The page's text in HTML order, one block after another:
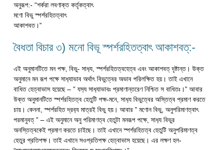
অনুরূপ:- “শর্করা লবণাক্ত কর্তৃকত্বাৎ
মণো বিভু স্পর্শরহিতত্বাৎ
আকাশবত।”
বৈধতা বিচার ৩) মনো বিভূ স্পর্শরহিতত্বাৎ আকাশবত্:-
এই অনুমানটিতে মন পক্ষ, বিভু- সাধ‍্য, স্পর্শরহিতত্বহেত্ব এবং আকাশবত্ দৃষ্টান্ত। উক্ত
অনুমানে মন রূপ পক্ষে সাধ‍্যাভাব অর্থাৎ বিভুত্বের অভাব পরিলক্ষিত হয়। তাই এখানে
বাধিত হেত্বাভাস হয়েছে – ” যস‍্য সাধ‍্যাভাবঃ প্রমাণান্তরেণ নিশ্চিত স বাধিতঃ।” আবার
উক্ত অনুমানটিতে স্পর্শরহিতত্ব হেতুটি পক্ষ-মনে, সাধ‍্য বিভুত্বের অস্তিত্ব প্রমাণ করতে
চায়। কেননা, স্পর্শরহিত দ্রব‍্য মাত্রই বিভু হয়। আবার ” মণোন বিভু, অনুপরিমাণত্বাৎ
পরমানুবত্ ” – এই অনুমানে অনু পরিমাণত্ব হেতুটা মনরূপ পক্ষে, সাধ‍্য বিভুর
অনস্তিত্বকেই প্রমাণ করতে চাইছে। তাই এখানে স্পর্শরহিতত্ব হেতুটি অনুপরিমাণত্ব
হেতুর প্রতিপক্ষ। তাই এখানে সওপ্রতিপক্ষ হেত্বাভাস হয়েছে। এর লক্ষণ হল-